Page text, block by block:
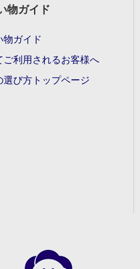
物ガイド
物ガイド
ご利用されるお客様へ
選び方トップページ